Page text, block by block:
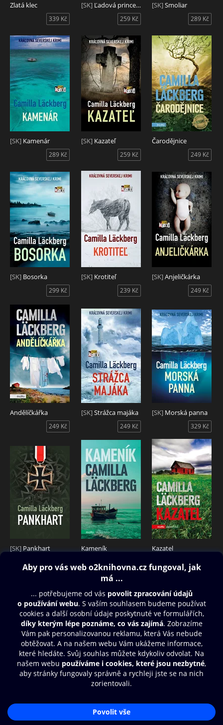
Zlatá klec
339 Kč
[SK]Ľadová princezná
259 Kč
[SK]Smoliar
289 Kč
[SK] Kamenár
289 Kč
[SK]Kazateľ
259 Kč
Čarodějnice
249 Kč
[SK] Bosorka
299 Kč
[SK]Krotiteľ
239 Kč
[SK]Anjeličkárka
249 Kč
Andělíčkářka
249 Kč
[SK]Strážca majáka
249 Kč
[SK] Morská panna
329 Kč
[SK] Pankhart
259 Kč
Kameník Kazatel
239 Kč
Obsah ke stažení
Moje O2 Knihovna
Další zábava
© O2 Czech Republic a.s.
Přístupnost
Aplikace O2 Knihovna